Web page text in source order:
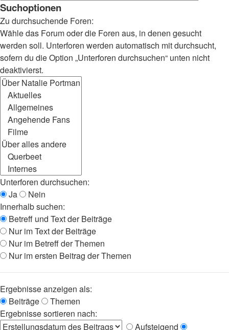
Suchoptionen
Zu durchsuchende Foren:
Wähle das Forum oder die Foren aus, in denen gesucht
werden soll. Unterforen werden automatisch mit durchsucht,
sofern du die Option „Unterforen durchsuchen“ unten nicht
deaktivierst.
Unterforen durchsuchen:
Ja
Nein
Innerhalb suchen:
Betreff und Text der Beiträge
Nur im Text der Beiträge
Nur im Betreff der Themen
Nur im ersten Beitrag der Themen
Ergebnisse anzeigen als:
Beiträge
Themen
Ergebnisse sortieren nach:
Aufsteigend